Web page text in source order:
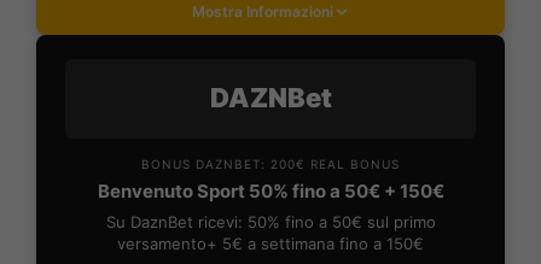
Mostra Informazioni
DAZNBet
BONUS DAZNBET: 200€ REAL BONUS
Benvenuto Sport 50% fino a 50€ + 150€
Su DaznBet ricevi: 50% fino a 50€ sul primo
versamento+ 5€ a settimana fino a 150€